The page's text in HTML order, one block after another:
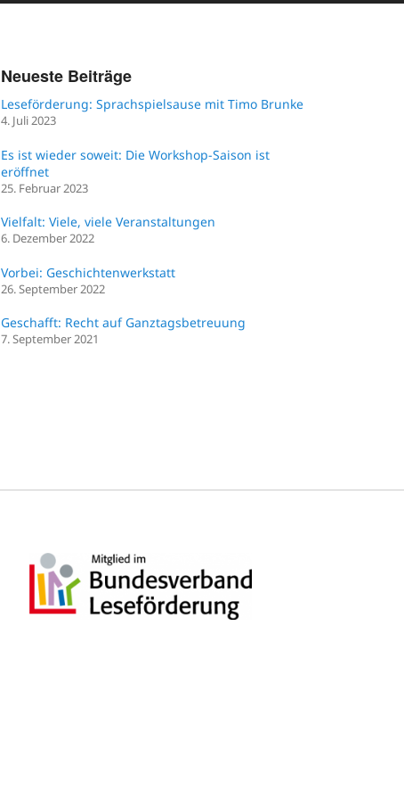
Neueste Beiträge
Leseförderung: Sprachspielsause mit Timo Brunke
4. Juli 2023
Es ist wieder soweit: Die Workshop-Saison ist
eröffnet
25. Februar 2023
Vielfalt: Viele, viele Veranstaltungen
6. Dezember 2022
Vorbei: Geschichtenwerkstatt
26. September 2022
Geschafft: Recht auf Ganztagsbetreuung
7. September 2021